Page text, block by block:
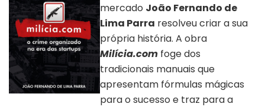
mercado João Fernando de
Lima Parra resolveu criar a sua
própria história. A obra
Milícia.com foge dos
tradicionais manuais que
apresentam fórmulas mágicas
para o sucesso e traz para a